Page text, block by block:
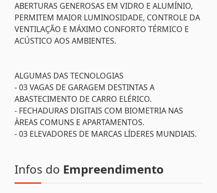
ABERTURAS GENEROSAS EM VIDRO E ALUMÍNIO,
PERMITEM MAIOR LUMINOSIDADE, CONTROLE DA
VENTILAÇÃO E MÁXIMO CONFORTO TÉRMICO E
ACÚSTICO AOS AMBIENTES.
ALGUMAS DAS TECNOLOGIAS
- 03 VAGAS DE GARAGEM DESTINTAS A
ABASTECIMENTO DE CARRO ELÉRICO.
- FECHADURAS DIGITAIS COM BIOMETRIA NAS
ÀREAS COMUNS E APARTAMENTOS.
- 03 ELEVADORES DE MARCAS LÍDERES MUNDIAIS.
Infos do Empreendimento